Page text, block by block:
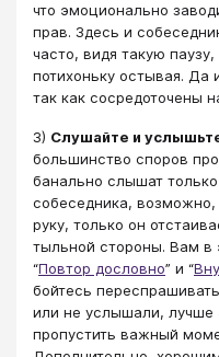
что эмоционально
прав. Здесь и
часто, видя такую
потихоньку остывая.
так как сосредоточены
3) Слушайте и
большинство споров
банально слышат
собеседника,
руку, только он
тыльной стороны. Вам в
“Повтор дословно” и “
бойтесь
или не услышали, лучше
пропустить важный